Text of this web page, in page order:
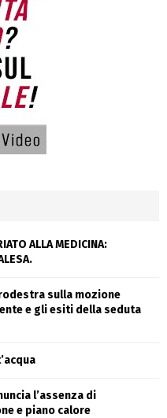
ALLA MEDICINA:
sulla mozione
e gli esiti della seduta
l’assenza di
e piano calore